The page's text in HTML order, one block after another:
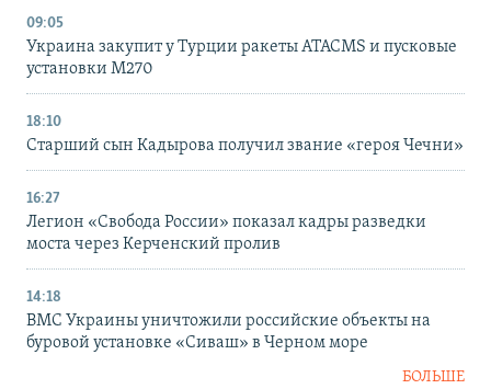
09:05
Украина закупит у Турции ракеты ATACMS и пусковые
установки M270
18:10
Старший сын Кадырова получил звание «героя Чечни»
16:27
Легион «Свобода России» показал кадры разведки
моста через Керченский пролив
14:18
ВМС Украины уничтожили российские объекты на
буровой установке «Сиваш» в Черном море
БОЛЬШЕ